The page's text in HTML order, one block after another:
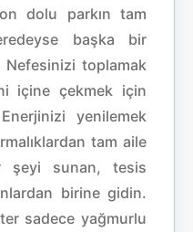
dolu parkın tam
başka bir
Nefesinizi toplamak
içine çekmek için
yenilemek
tam aile
şeyi sunan, tesis
birine gidin.
sadece yağmurlu